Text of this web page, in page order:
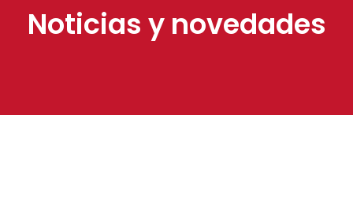
Noticias y novedades